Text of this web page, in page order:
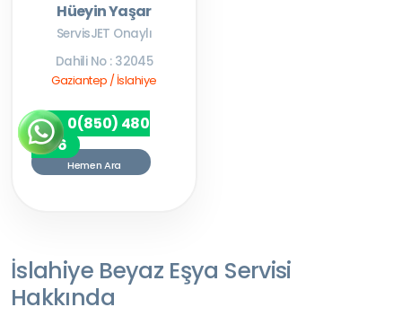
Hüeyin Yaşar
ServisJET Onaylı
Dahili No : 32045
Gaziantep / İslahiye
0(850) 480
7256
Hemen Ara
İslahiye Beyaz Eşya Servisi
Hakkında